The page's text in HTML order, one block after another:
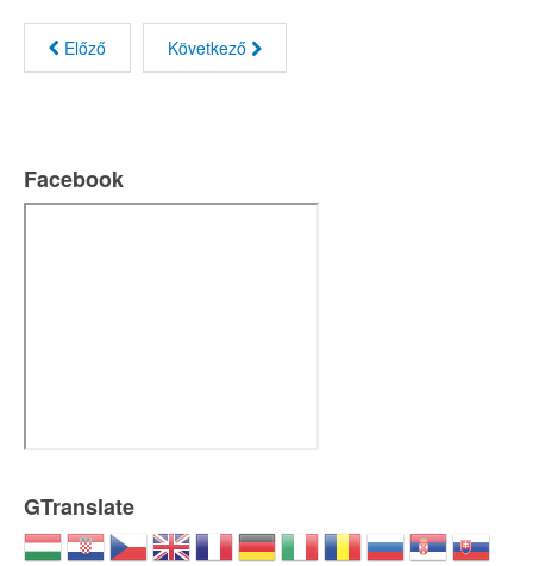
Előző Következő
Facebook
GTranslate